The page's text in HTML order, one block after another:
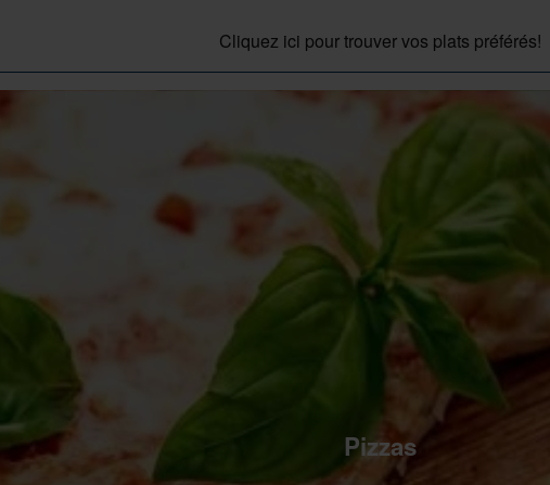
Cliquez ici pour trouver vos plats préférés!
Pizzas